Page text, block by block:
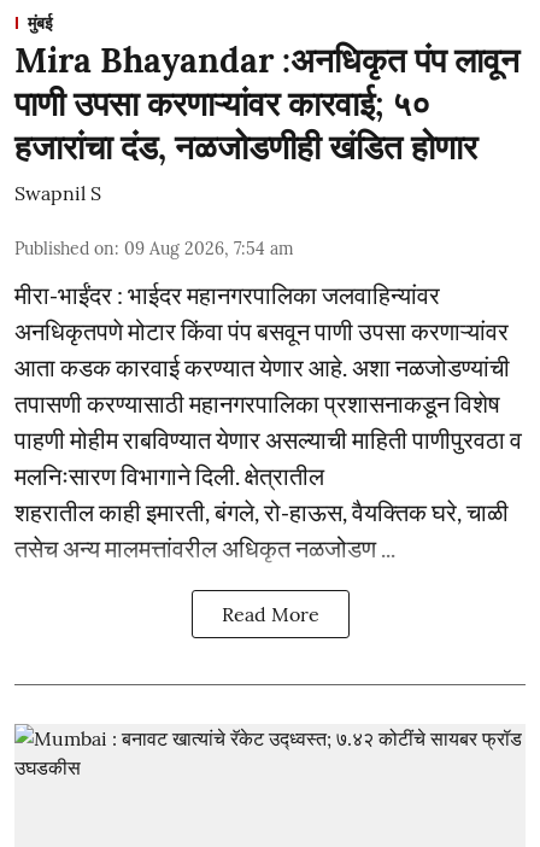
मुंबई
Mira Bhayandar :अनधिकृत पंप लावून
पाणी उपसा करणाऱ्यांवर कारवाई; ५०
हजारांचा दंड, नळजोडणीही खंडित होणार
Swapnil S
Published on: 09 Aug 2026, 7:54 am
मीरा-भाईंदर : भाईदर महानगरपालिका जलवाहिन्यांवर
अनधिकृतपणे मोटार किंवा पंप बसवून पाणी उपसा करणाऱ्यांवर
आता कडक कारवाई करण्यात येणार आहे. अशा नळजोडण्यांची
तपासणी करण्यासाठी महानगरपालिका प्रशासनाकडून विशेष
पाहणी मोहीम राबविण्यात येणार असल्याची माहिती पाणीपुरवठा व
मलनिःसारण विभागाने दिली. क्षेत्रातील
शहरातील काही इमारती, बंगले, रो-हाऊस, वैयक्तिक घरे, चाळी
तसेच अन्य मालमत्तांवरील अधिकृत नळजोडण ...
Read More